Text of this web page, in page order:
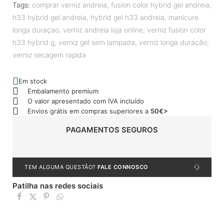
Tags: comprar verniz andreia, fusion color hybrid gel andreia,
h33 hybrid gel andreia, hybrid gel h33 andreia, manicure
longa duraçao, verniz andreia loja online, verniz fusion color
h33 hybrid g, verniz gel sem lampada, verniz longa duração,
verniz secagem rapida
Em stock
Embalamento premium
O valor apresentado com IVA incluído
Envios grátis em compras superiores a 50€>
PAGAMENTOS SEGUROS
TEM ALGUMA QUESTÃO? FALE CONNOSCO
Patilha nas redes sociais